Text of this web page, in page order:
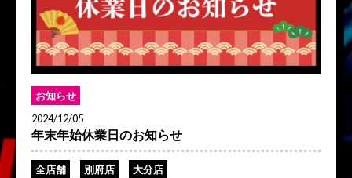
お知らせ
2024/12/05
年末年始休業日のお知らせ
全店舗 別府店 大分店